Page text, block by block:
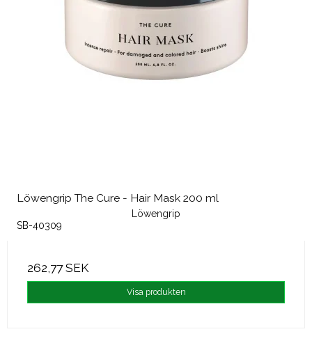
Löwengrip The Cure - Hair Mask 200 ml
Löwengrip
SB-40309
262,77 SEK
Visa produkten